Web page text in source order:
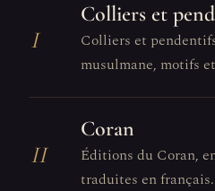
I
Colliers et
Colliers et
musulmane, motifs
II
Coran
Éditions du Coran,
traduites en français.